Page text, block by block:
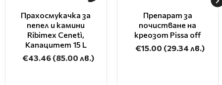
Прахосмукачка за
пепел и камини
Ribimex Cenetì,
Капацитет 15 L
€43.46 (85.00 лв.)
Препарат за
почистване на
креозот Pissa off
€15.00 (29.34 лв.)